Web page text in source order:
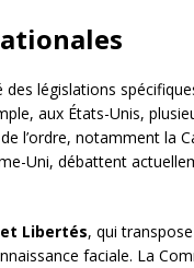
législations
aux États-Unis,
l’ordre, notamment la
Uni, débattent
Libertés, qui
faciale. La